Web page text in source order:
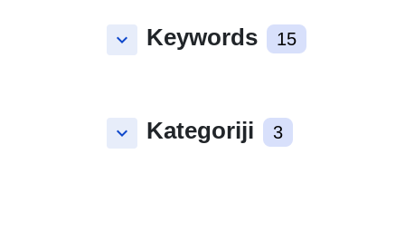
keyboard_arrow_down Keywords 15
keyboard_arrow_down Kategoriji 3